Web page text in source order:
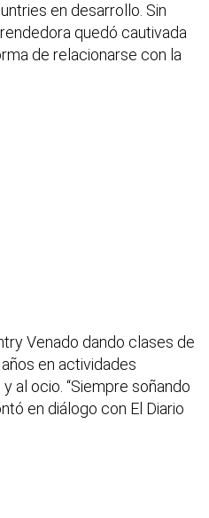
en desarrollo. Sin
quedó cautivada
de relacionarse con la
Venado dando clases de
en actividades
al ocio. “Siempre soñando
en diálogo con El Diario